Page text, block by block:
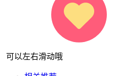
可以左右滑动哦